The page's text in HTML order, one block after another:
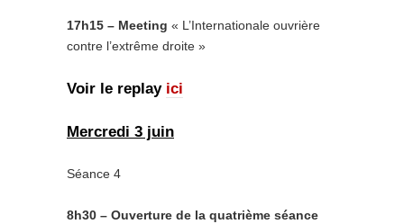
17h15 – Meeting « L’Internationale ouvrière
contre l’extrême droite »
Voir le replay ici
Mercredi 3 juin
Séance 4
8h30 – Ouverture de la quatrième séance